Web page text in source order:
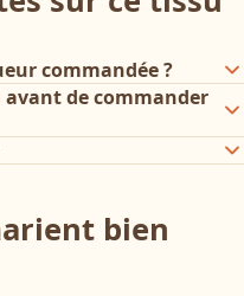
commandée ?
de commander
bien